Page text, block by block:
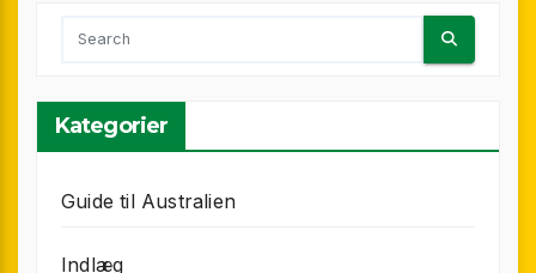
Kategorier
Guide til Australien
Indlæg